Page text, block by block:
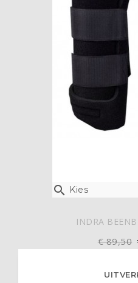
 Kies
INDRA
€ 89,50